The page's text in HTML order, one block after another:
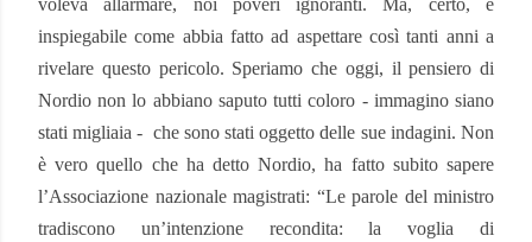
voleva allarmare, noi poveri ignoranti. Ma, certo, è
inspiegabile come abbia fatto ad aspettare così tanti anni a
rivelare questo pericolo. Speriamo che oggi, il pensiero di
Nordio non lo abbiano saputo tutti coloro - immagino siano
stati migliaia - che sono stati oggetto delle sue indagini. Non
è vero quello che ha detto Nordio, ha fatto subito sapere
l’Associazione nazionale magistrati: “Le parole del ministro
tradiscono un’intenzione recondita: la voglia di